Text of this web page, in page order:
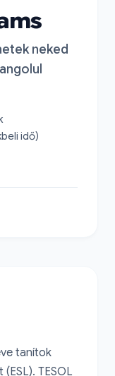
neked
idő)
tanítok
TESOL